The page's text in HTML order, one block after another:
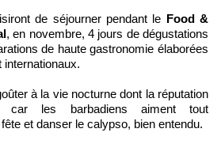
de séjourner pendant le Food &
, en novembre, 4 jours de dégustations
de haute gastronomie élaborées
à la vie nocturne dont la réputation
les barbadiens aiment tout
et danser le calypso, bien entendu.